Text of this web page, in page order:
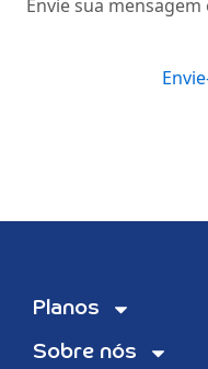
Envie sua
Planos
Sobre nós